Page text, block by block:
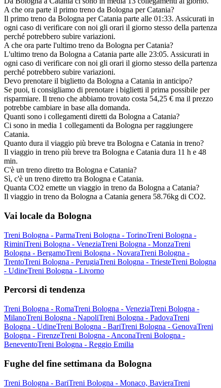
A che ora parte il primo treno da Bologna per Catania?
Il primo treno da Bologna per Catania parte alle 01:33. Assicurati in
ogni caso di verificare con noi gli orari il giorno stesso della partenza
perché potrebbero subire variazioni.
A che ora parte l'ultimo treno da Bologna per Catania?
L'ultimo treno da Bologna a Catania parte alle 23:05. Assicurati in
ogni caso di verificare con noi gli orari il giorno stesso della partenza
perché potrebbero subire variazioni.
Devo prenotare il biglietto da Bologna a Catania in anticipo?
Se puoi, ti consigliamo di prenotare i biglietti il prima possibile per
risparmiare. Il treno che abbiamo trovato costa 54,25 € ma il prezzo
potrebbe cambiare in base alla domanda.
Quanti sono i collegamenti diretti da Bologna a Catania?
Ci sono in media 1 collegamenti da Bologna per raggiungere
Catania.
Quanto dura il viaggio più breve tra Bologna e Catania in treno?
Il viaggio in treno più breve tra Bologna e Catania dura 11 h e 48
min.
C'è un treno diretto tra Bologna e Catania?
Sì, c'è un treno diretto tra Bologna e Catania.
Quanta CO2 emette un viaggio in treno da Bologna a Catania?
Il viaggio in treno da Bologna a Catania genera 58.76kg di CO2.
Vai locale da Bologna
Treni Bologna - ParmaTreni Bologna - TorinoTreni Bologna -
RiminiTreni Bologna - VeneziaTreni Bologna - MonzaTreni
Bologna - BergamoTreni Bologna - NovaraTreni Bologna -
TrentoTreni Bologna - PerugiaTreni Bologna - TriesteTreni Bologna
- UdineTreni Bologna - Livorno
Percorsi di tendenza
Treni Bologna - RomaTreni Bologna - VeneziaTreni Bologna -
MilanoTreni Bologna - NapoliTreni Bologna - PadovaTreni
Bologna - UdineTreni Bologna - BariTreni Bologna - GenovaTreni
Bologna - FirenzeTreni Bologna - AnconaTreni Bologna -
BeneventoTreni Bologna - Reggio Emilia
Fughe del fine settimana da Bologna
Treni Bologna - BariTreni Bologna - Monaco, BavieraTreni